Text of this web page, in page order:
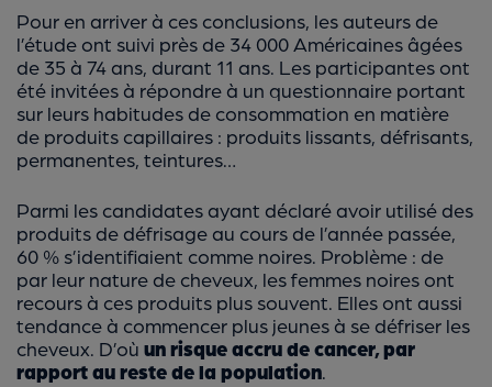
Pour en arriver à ces conclusions, les auteurs de
l’étude ont suivi près de 34 000 Américaines âgées
de 35 à 74 ans, durant 11 ans. Les participantes ont
été invitées à répondre à un questionnaire portant
sur leurs habitudes de consommation en matière
de produits capillaires : produits lissants, défrisants,
permanentes, teintures…
Parmi les candidates ayant déclaré avoir utilisé des
produits de défrisage au cours de l’année passée,
60 % s’identifiaient comme noires. Problème : de
par leur nature de cheveux, les femmes noires ont
recours à ces produits plus souvent. Elles ont aussi
tendance à commencer plus jeunes à se défriser les
cheveux. D’où un risque accru de cancer, par
rapport au reste de la population